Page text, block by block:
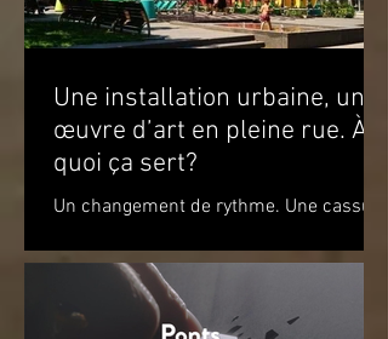
Une installation urbaine, une
œuvre d’art en pleine rue. À
quoi ça sert?
Un changement de rythme. Une cassure
apaisement à la vue de ce jeu de
couleurs. Un sourire. Le simple...